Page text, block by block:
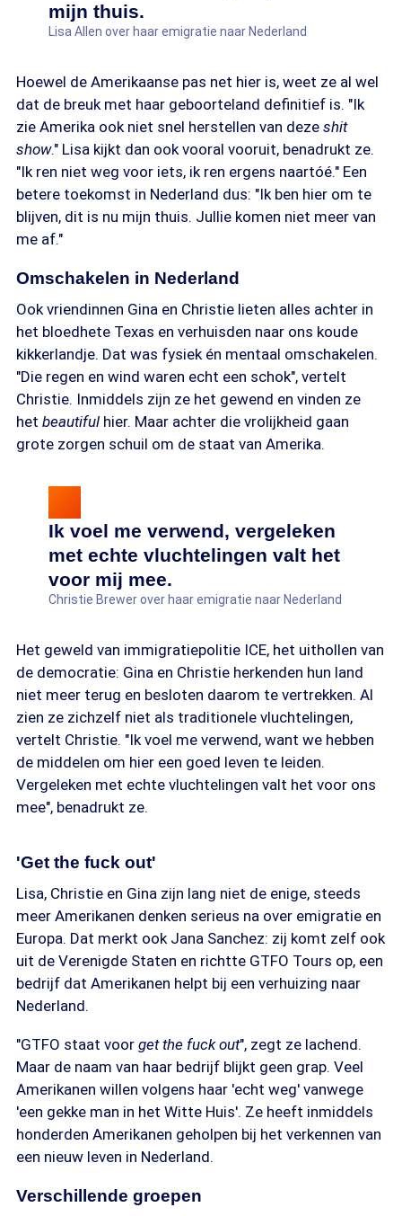
mijn thuis.
Lisa Allen over haar emigratie naar Nederland
Hoewel de Amerikaanse pas net hier is, weet ze al wel
dat de breuk met haar geboorteland definitief is. "Ik
zie Amerika ook niet snel herstellen van deze shit
show." Lisa kijkt dan ook vooral vooruit, benadrukt ze.
"Ik ren niet weg voor iets, ik ren ergens naartóé." Een
betere toekomst in Nederland dus: "Ik ben hier om te
blijven, dit is nu mijn thuis. Jullie komen niet meer van
me af."
Omschakelen in Nederland
Ook vriendinnen Gina en Christie lieten alles achter in
het bloedhete Texas en verhuisden naar ons koude
kikkerlandje. Dat was fysiek én mentaal omschakelen.
"Die regen en wind waren echt een schok", vertelt
Christie. Inmiddels zijn ze het gewend en vinden ze
het beautiful hier. Maar achter die vrolijkheid gaan
grote zorgen schuil om de staat van Amerika.
Ik voel me verwend, vergeleken
met echte vluchtelingen valt het
voor mij mee.
Christie Brewer over haar emigratie naar Nederland
Het geweld van immigratiepolitie ICE, het uithollen van
de democratie: Gina en Christie herkenden hun land
niet meer terug en besloten daarom te vertrekken. Al
zien ze zichzelf niet als traditionele vluchtelingen,
vertelt Christie. "Ik voel me verwend, want we hebben
de middelen om hier een goed leven te leiden.
Vergeleken met echte vluchtelingen valt het voor ons
mee", benadrukt ze.
'Get the fuck out'
Lisa, Christie en Gina zijn lang niet de enige, steeds
meer Amerikanen denken serieus na over emigratie en
Europa. Dat merkt ook Jana Sanchez: zij komt zelf ook
uit de Verenigde Staten en richtte GTFO Tours op, een
bedrijf dat Amerikanen helpt bij een verhuizing naar
Nederland.
"GTFO staat voor get the fuck out", zegt ze lachend.
Maar de naam van haar bedrijf blijkt geen grap. Veel
Amerikanen willen volgens haar 'echt weg' vanwege
'een gekke man in het Witte Huis'. Ze heeft inmiddels
honderden Amerikanen geholpen bij het verkennen van
een nieuw leven in Nederland.
Verschillende groepen